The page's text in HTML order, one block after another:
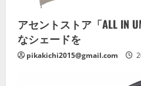
アセントストア「ALL IN
なシェードを
pikakichi2015@gmail.com